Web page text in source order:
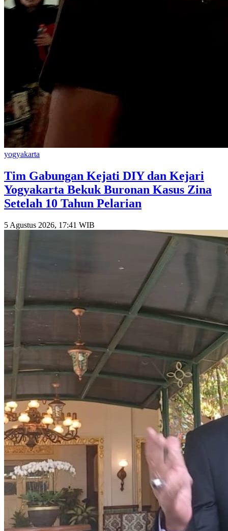
yogyakarta
Tim Gabungan Kejati DIY dan Kejari
Yogyakarta Bekuk Buronan Kasus Zina
Setelah 10 Tahun Pelarian
5 Agustus 2026, 17:41 WIB